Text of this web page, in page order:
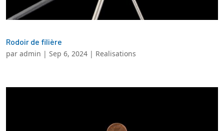
Rodoir de filière
par admin | Sep 6, 2024 | Realisations